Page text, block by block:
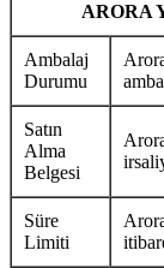
ARORA
Ambalaj
Durumu
Satın
Alma
Belgesi
Süre
Limiti